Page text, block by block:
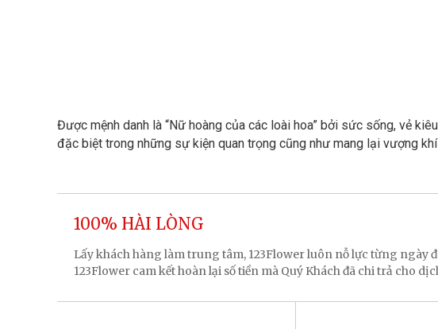
Được mệnh danh là “Nữ hoàng của các loài hoa” bởi sức sống, vẻ
đặc biệt trong những sự kiện quan trọng cũng như mang lại vượng
100% HÀI LÒNG
Lấy khách hàng làm trung tâm, 123Flower luôn nỗ lực từng ngày
123Flower cam kết hoàn lại số tiền mà Quý Khách đã chi trả cho